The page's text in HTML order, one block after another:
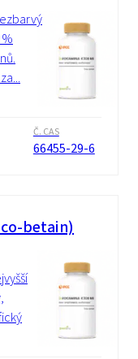
Č. CAS
66455-29-6
betain)